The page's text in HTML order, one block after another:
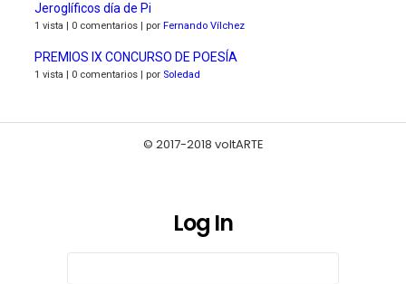
Jeroglíficos día de Pi
1 vista 0 comentarios por Fernando Vílchez
PREMIOS IX CONCURSO DE POESÍA
1 vista 0 comentarios por Soledad
© 2017-2018 voltARTE
Log In